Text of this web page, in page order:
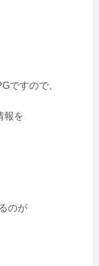
ですので、
報を
のが